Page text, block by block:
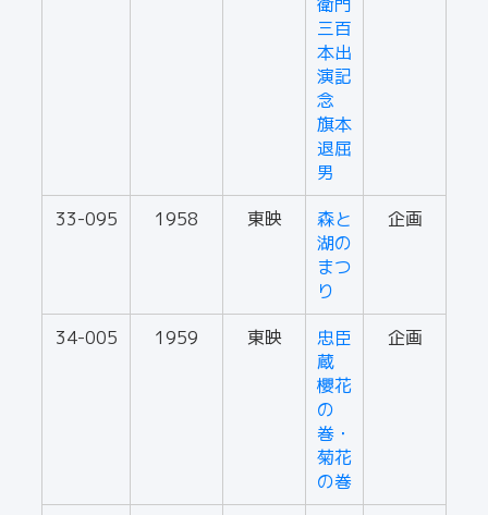
三百
本出
演記
念
旗本
退屈
男
33-095
1958 東映
森と
湖の
まつ
り
企画
34-005 1959 東映
忠臣
蔵
櫻花
の
巻・
菊花
の巻
企画